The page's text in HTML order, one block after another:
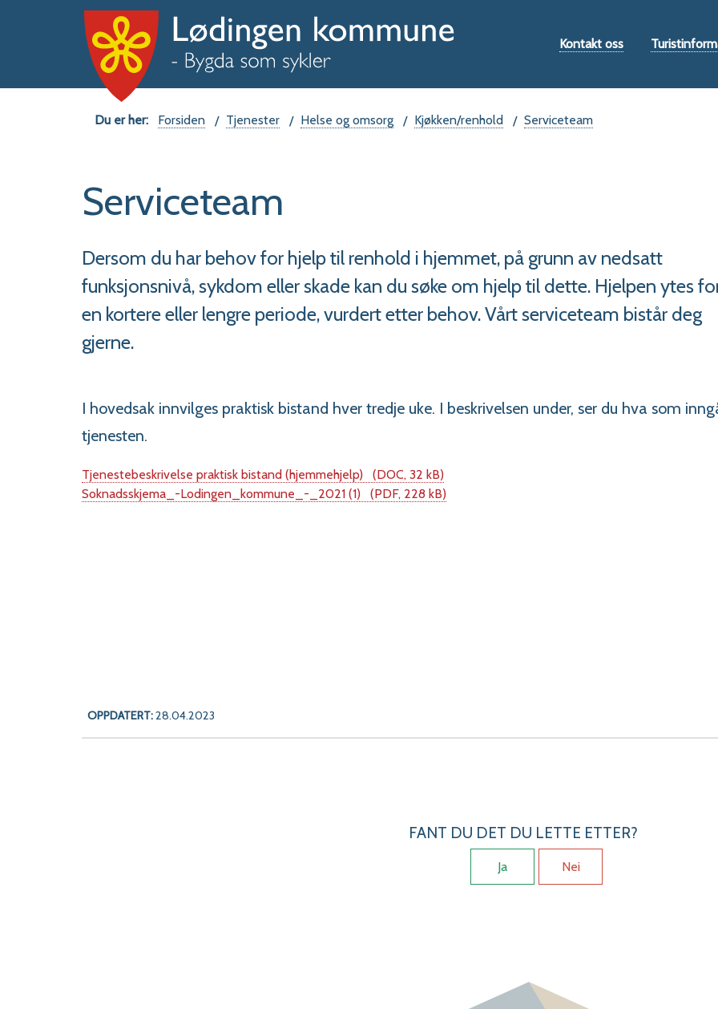
Kontakt oss
Du
her:
Forsiden Tjenester Helse og omsorg Kjøkken/renhold Serviceteam
Serviceteam
Dersom du har behov for hjelp til renhold i hjemmet, på grunn av nedsatt
funksjonsnivå, sykdom eller skade kan du søke om hjelp til dette. Hjelpen ytes
en kortere eller lengre periode, vurdert etter behov. Vårt serviceteam bistår deg
gjerne.
I hovedsak innvilges praktisk bistand hver tredje uke. I beskrivelsen under, ser du hva som
tjenesten.
Tjenestebeskrivelse praktisk bistand (hjemmehjelp)
(DOC, 32 kB)
Soknadsskjema_-Lodingen_kommune_-_2021 (1)
(PDF, 228 kB)
OPPDATERT:28.04.2023
FANT DU DET DU LETTE ETTER?
Ja Nei